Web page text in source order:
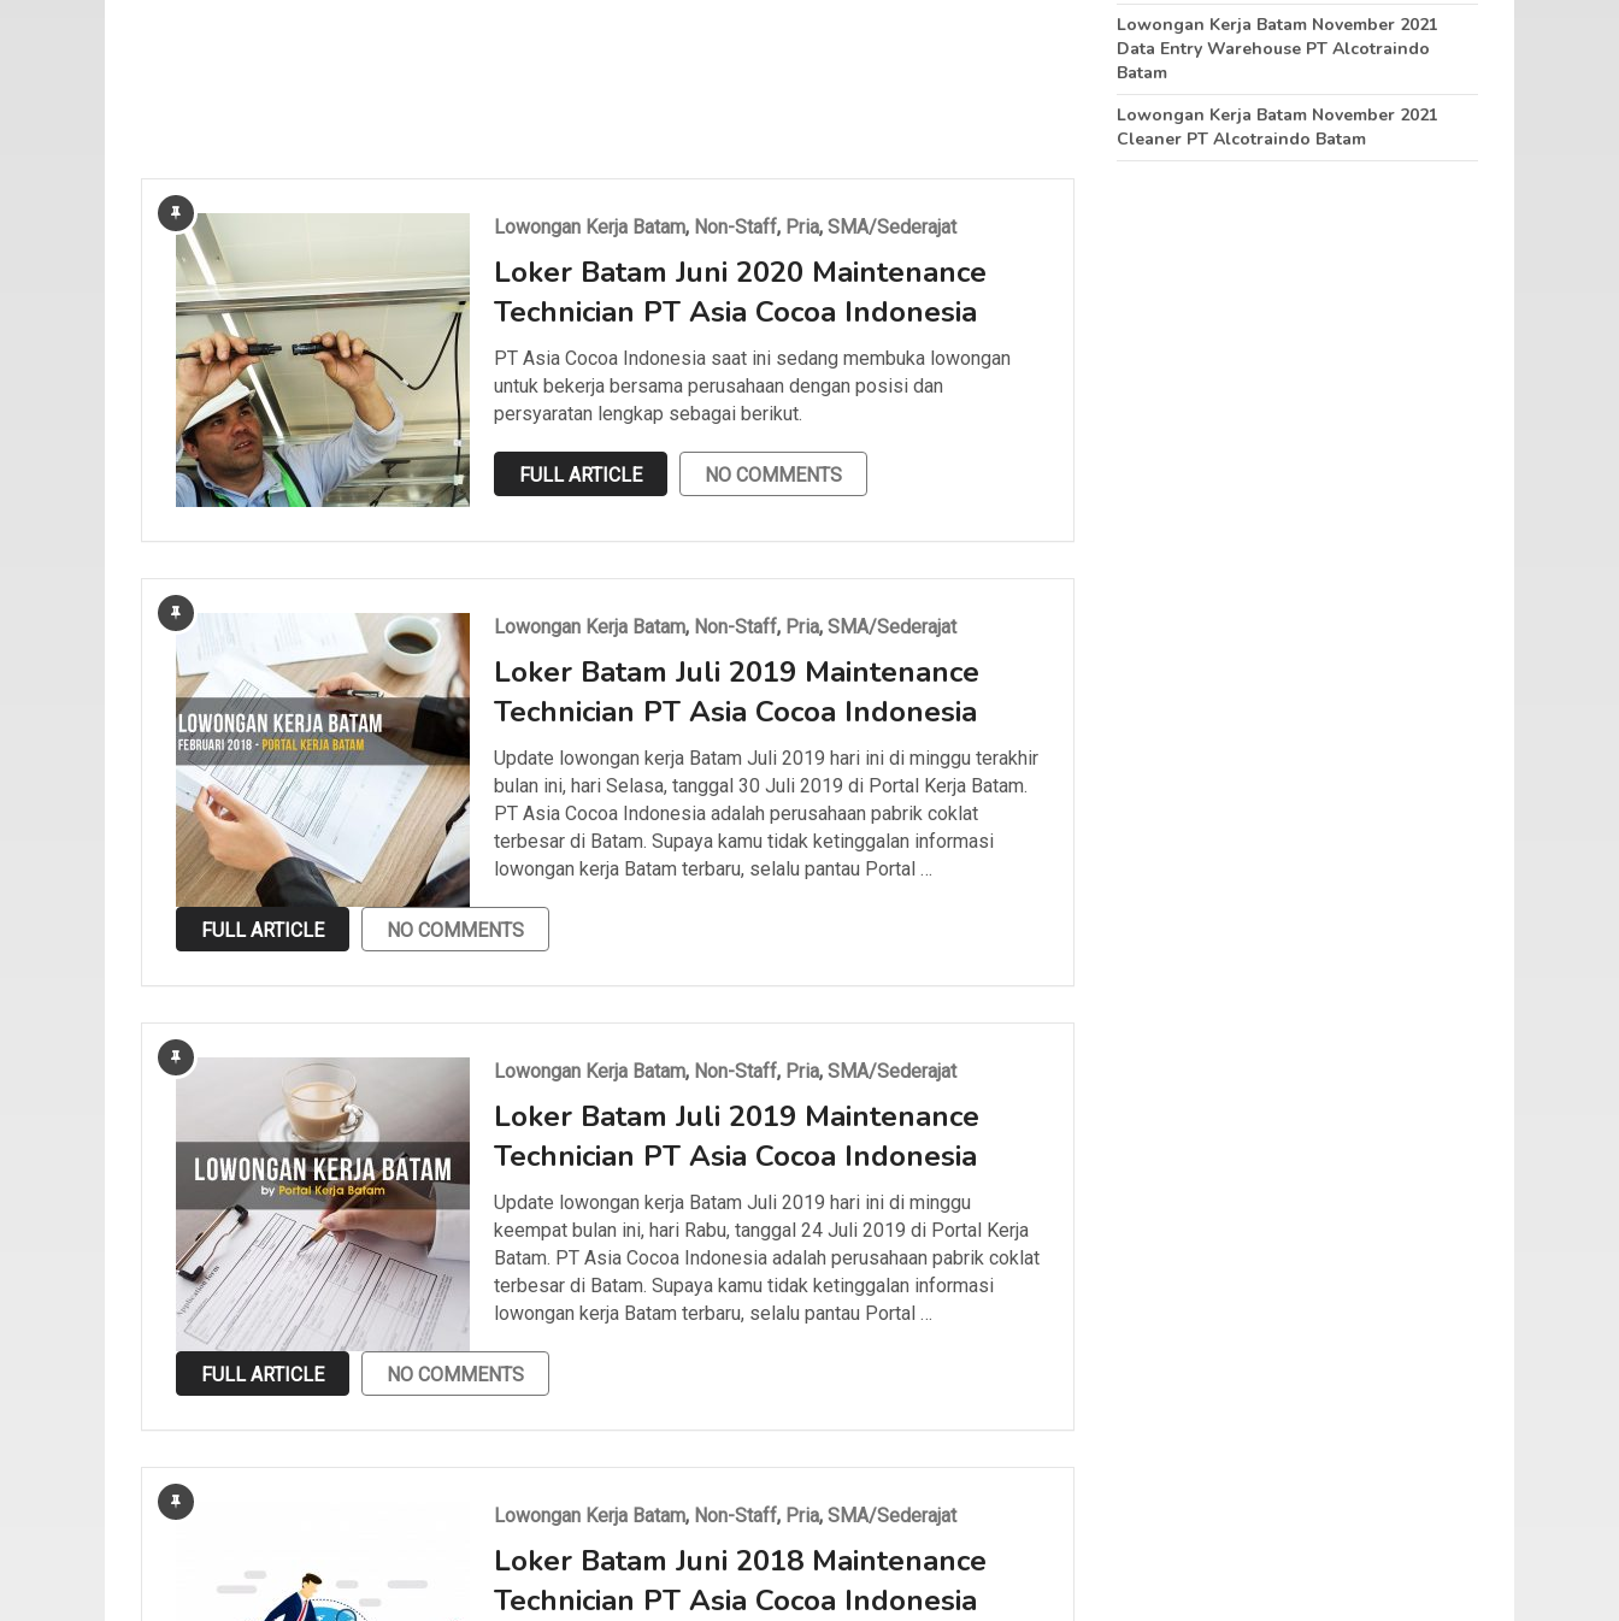
Lowongan Kerja Batam, Non-Staff, Pria, SMA/Sederajat
Loker Batam Juni 2020 Maintenance
Technician PT Asia Cocoa Indonesia
PT Asia Cocoa Indonesia saat ini sedang membuka lowongan
untuk bekerja bersama perusahaan dengan posisi dan
persyaratan lengkap sebagai berikut.
FULL ARTICLE NO COMMENTS
Lowongan Kerja Batam, Non-Staff, Pria, SMA/Sederajat
Loker Batam Juli 2019 Maintenance
Technician PT Asia Cocoa Indonesia
Update lowongan kerja Batam Juli 2019 hari ini di minggu terakhir
bulan ini, hari Selasa, tanggal 30 Juli 2019 di Portal Kerja Batam.
PT Asia Cocoa Indonesia adalah perusahaan pabrik coklat
terbesar di Batam. Supaya kamu tidak ketinggalan informasi
lowongan kerja Batam terbaru, selalu pantau Portal …
FULL ARTICLE NO COMMENTS
Lowongan Kerja Batam, Non-Staff, Pria, SMA/Sederajat
Loker Batam Juli 2019 Maintenance
Technician PT Asia Cocoa Indonesia
Update lowongan kerja Batam Juli 2019 hari ini di minggu
keempat bulan ini, hari Rabu, tanggal 24 Juli 2019 di Portal Kerja
Batam. PT Asia Cocoa Indonesia adalah perusahaan pabrik coklat
terbesar di Batam. Supaya kamu tidak ketinggalan informasi
lowongan kerja Batam terbaru, selalu pantau Portal …
FULL ARTICLE NO COMMENTS
Lowongan Kerja Batam, Non-Staff, Pria, SMA/Sederajat
Loker Batam Juni 2018 Maintenance
Technician PT Asia Cocoa Indonesia
Lowongan Kerja Batam November 2021
Data Entry Warehouse PT Alcotraindo
Batam
Lowongan Kerja Batam November 2021
Cleaner PT Alcotraindo Batam